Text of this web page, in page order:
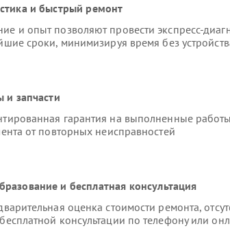
и быстрый ремонт
и опыт позволяют провести экспресс-
сроки, минимизируя время без
и запчасти
гарантия на выполненные
от повторных неисправностей
и бесплатная консультация
оценка стоимости ремонта,
консультации по телефону или